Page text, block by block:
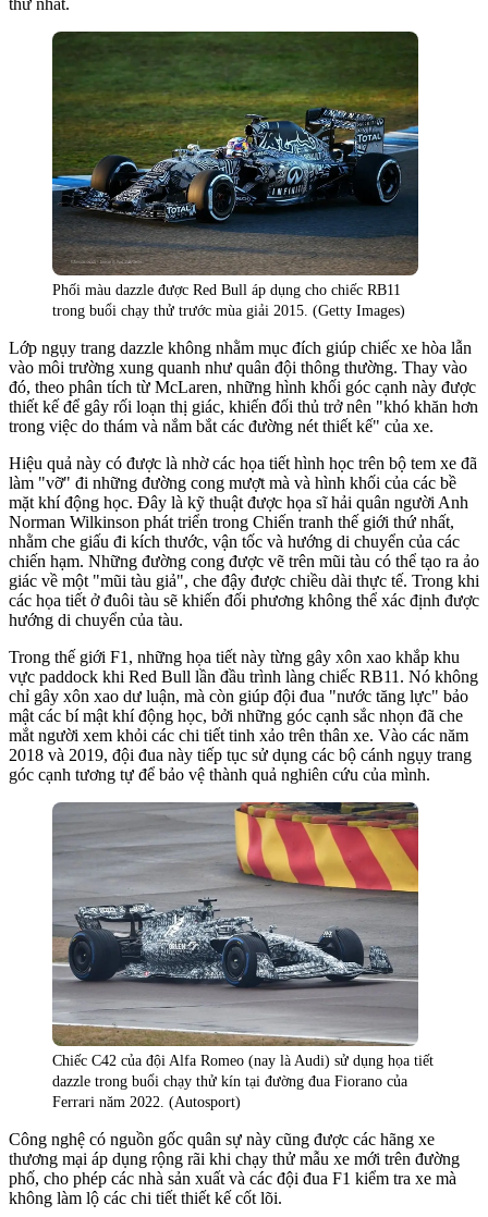
Phối màu dazzle được Red Bull áp dụng cho chiếc RB11
trong buổi chạy thử trước mùa giải 2015. (Getty Images)
Lớp ngụy trang dazzle không nhằm mục đích giúp chiếc xe hòa lẫn
vào môi trường xung quanh như quân đội thông thường. Thay vào
đó, theo phân tích từ McLaren, những hình khối góc cạnh này được
thiết kế để gây rối loạn thị giác, khiến đối thủ trở nên "khó khăn hơn
trong việc do thám và nắm bắt các đường nét thiết kế" của xe.
Hiệu quả này có được là nhờ các họa tiết hình học trên bộ tem xe đã
làm "vỡ" đi những đường cong mượt mà và hình khối của các bề
mặt khí động học. Đây là kỹ thuật được họa sĩ hải quân người Anh
Norman Wilkinson phát triển trong Chiến tranh thế giới thứ nhất,
nhằm che giấu đi kích thước, vận tốc và hướng di chuyển của các
chiến hạm. Những đường cong được vẽ trên mũi tàu có thể tạo ra ảo
giác về một "mũi tàu giả", che đậy được chiều dài thực tế. Trong khi
các họa tiết ở đuôi tàu sẽ khiến đối phương không thể xác định được
hướng di chuyển của tàu.
Trong thế giới F1, những họa tiết này từng gây xôn xao khắp khu
vực paddock khi Red Bull lần đầu trình làng chiếc RB11. Nó không
chỉ gây xôn xao dư luận, mà còn giúp đội đua "nước tăng lực" bảo
mật các bí mật khí động học, bởi những góc cạnh sắc nhọn đã che
mắt người xem khỏi các chi tiết tinh xảo trên thân xe. Vào các năm
2018 và 2019, đội đua này tiếp tục sử dụng các bộ cánh ngụy trang
góc cạnh tương tự để bảo vệ thành quả nghiên cứu của mình.
Chiếc C42 của đội Alfa Romeo (nay là Audi) sử dụng họa tiết
dazzle trong buổi chạy thử kín tại đường đua Fiorano của
Ferrari năm 2022. (Autosport)
Công nghệ có nguồn gốc quân sự này cũng được các hãng xe
thương mại áp dụng rộng rãi khi chạy thử mẫu xe mới trên đường
phố, cho phép các nhà sản xuất và các đội đua F1 kiểm tra xe mà
không làm lộ các chi tiết thiết kế cốt lõi.